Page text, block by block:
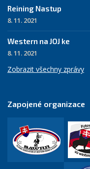
Reining Nastup
8. 11. 2021
Western na JOJ ke
8. 11. 2021
Zobrazit všechny zprávy
Zapojené organizace